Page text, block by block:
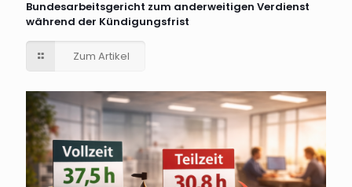
Bundesarbeitsgericht zum anderweitigen Verdienst
während der Kündigungsfrist
Zum Artikel